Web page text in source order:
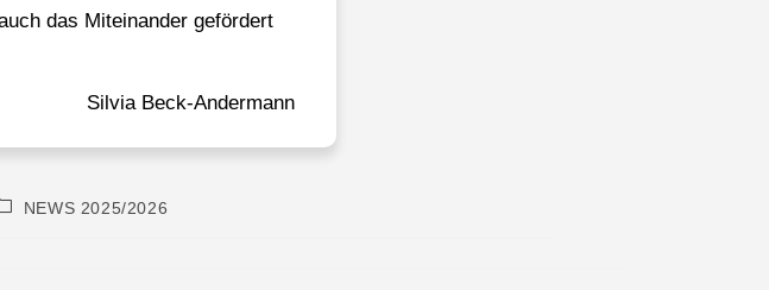
das Miteinander gefördert
Silvia Beck-Andermann
NEWS 2025/2026